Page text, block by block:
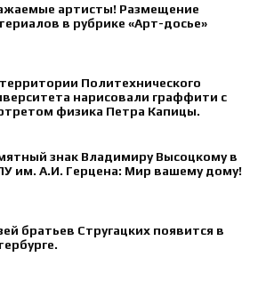
артисты! Размещение
в рубрике «Арт-досье»
Политехнического
нарисовали граффити с
физика Петра Капицы.
знак Владимиру Высоцкому в
им. А.И. Герцена: Мир вашему дому!
братьев Стругацких появится в